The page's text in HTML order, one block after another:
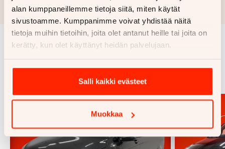
alan kumppaneillemme tietoja siitä, miten käytät
sivustoamme. Kumppanimme voivat yhdistää näitä
tietoja muihin tietoihin, joita olet antanut heille tai joita on
kerätty, kun olet käyttänyt heidän palvelujaan.
Salli kaikki evästeet
Muokkaa
luottopäätöksen ja kaskovakuutuksen.